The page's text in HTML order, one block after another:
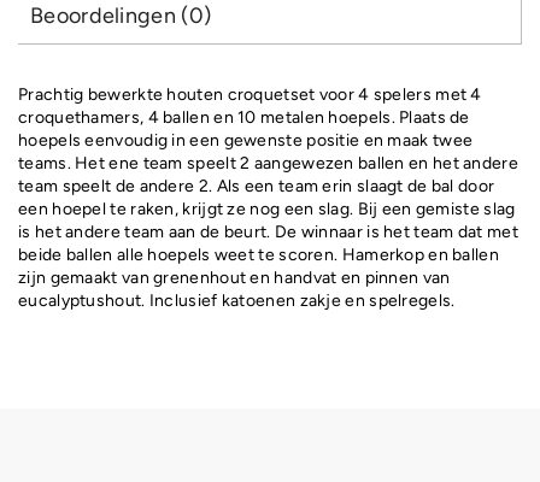
Beoordelingen (0)
Prachtig bewerkte houten croquetset voor 4 spelers met 4
croquethamers, 4 ballen en 10 metalen hoepels. Plaats de
hoepels eenvoudig in een gewenste positie en maak twee
teams. Het ene team speelt 2 aangewezen ballen en het andere
team speelt de andere 2. Als een team erin slaagt de bal door
een hoepel te raken, krijgt ze nog een slag. Bij een gemiste slag
is het andere team aan de beurt. De winnaar is het team dat met
beide ballen alle hoepels weet te scoren. Hamerkop en ballen
zijn gemaakt van grenenhout en handvat en pinnen van
eucalyptushout. Inclusief katoenen zakje en spelregels.